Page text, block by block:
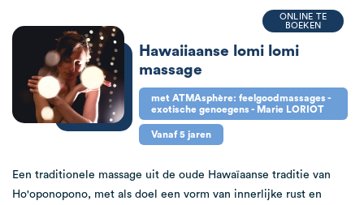
Hawaiiaanse lomi lomi
massage
ONLINE TE
BOEKEN
met ATMAsphère: feelgoodmassages -
exotische genoegens - Marie LORIOT
Vanaf 5 jaren
Een traditionele massage uit de oude Hawaïaanse traditie van
Ho'oponopono, met als doel een vorm van innerlijke rust en